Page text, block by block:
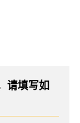
请填写如